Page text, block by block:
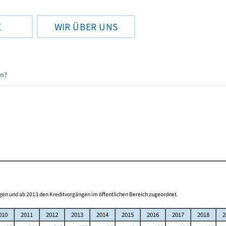
WIR ÜBER UNS
und ab 2013 den Kreditvorgängen im öffentlichen Bereich zugeordnet.
2011 2012 2013 2014 2015 2016 2017 2018